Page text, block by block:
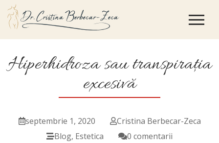
Hiperhidroza sau transpirația
excesivă
septembrie 1, 2020
Cristina Berbecar-Zeca
Blog, Estetica 0 comentarii